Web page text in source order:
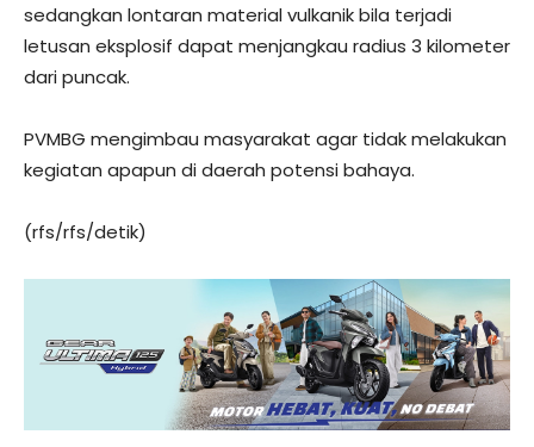
sedangkan lontaran material vulkanik bila terjadi
letusan eksplosif dapat menjangkau radius 3 kilometer
dari puncak.
PVMBG mengimbau masyarakat agar tidak melakukan
kegiatan apapun di daerah potensi bahaya.
(rfs/rfs/detik)